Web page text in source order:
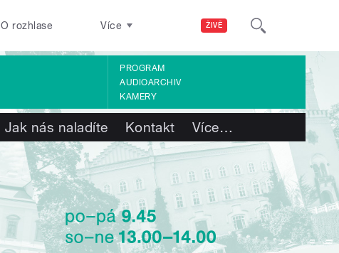
ŽIVĚ
O rozhlase Více
PROGRAM
AUDIOARCHIV
KAMERY
Jak nás naladíte Kontakt Více…